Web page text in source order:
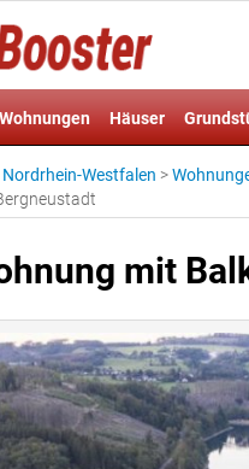
Wohnungen Häuser
Westfalen >
mit